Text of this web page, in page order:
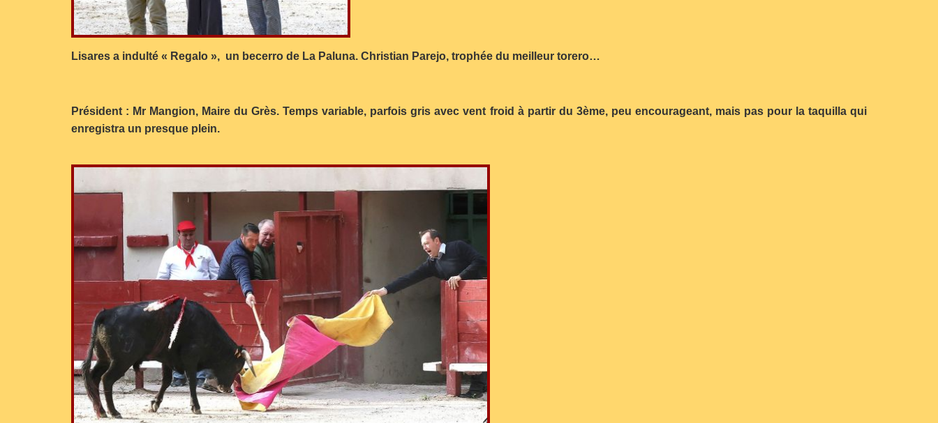
Lisares a indulté « Regalo », un becerro de La Paluna. Christian Parejo, trophée du meilleur torero…
Président : Mr Mangion, Maire du Grès. Temps variable, parfois gris avec vent froid à partir du 3ème, peu encourageant, mais pas pour la taquilla qui
enregistra un presque plein.